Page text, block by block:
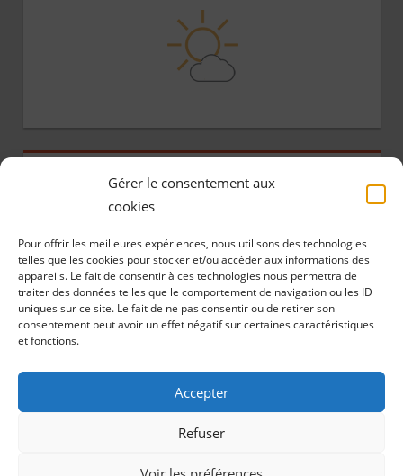
Gérer le consentement aux
cookies
Pour offrir les meilleures expériences, nous utilisons des technologies
telles que les cookies pour stocker et/ou accéder aux informations des
appareils. Le fait de consentir à ces technologies nous permettra de
traiter des données telles que le comportement de navigation ou les ID
uniques sur ce site. Le fait de ne pas consentir ou de retirer son
consentement peut avoir un effet négatif sur certaines caractéristiques
et fonctions.
Accepter
Refuser
ARCHIVES
r
c
h
i
s
@copyright 2018 |S.LEPROVOST Création de site sur
Cookies (UE)-Politique de confidentialité